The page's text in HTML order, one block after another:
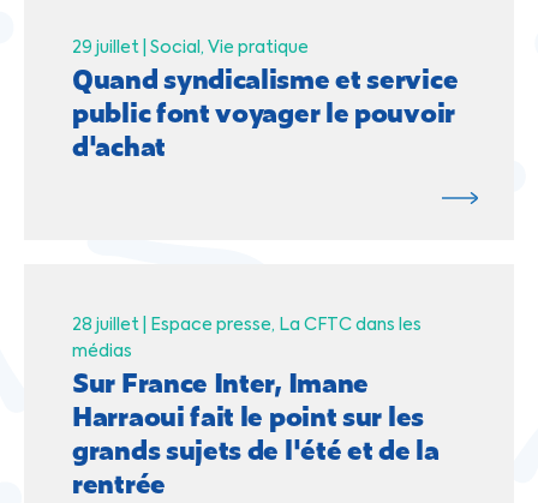
29 juillet | Social Vie pratique
Quand syndicalisme et service
public font voyager le pouvoir
d'achat
28 juillet | Espace presse
La CFTC dans les
médias
Sur France Inter, Imane
Harraoui fait le point sur les
grands sujets de l'été et de la
rentrée